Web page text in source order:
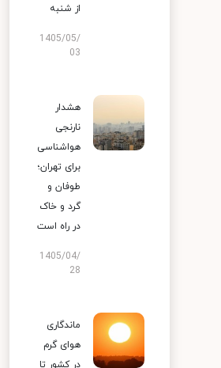
از شنبه
1405/05/
03
هشدار
نارنجی
هواشناسی
برای تهران؛
طوفان و
گرد و خاک
در راه است
1405/04/
28
ماندگاری
هوای گرم
در کشور تا